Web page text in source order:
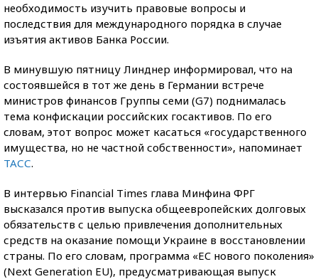
необходимость изучить правовые вопросы и
последствия для международного порядка в случае
изъятия активов Банка России.
В минувшую пятницу Линднер информировал, что на
состоявшейся в тот же день в Германии встрече
министров финансов Группы семи (G7) поднималась
тема конфискации российских госактивов. По его
словам, этот вопрос может касаться «государственного
имущества, но не частной собственности», напоминает
ТАСС.
В интервью Financial Times глава Минфина ФРГ
высказался против выпуска общеевропейских долговых
обязательств с целью привлечения дополнительных
средств на оказание помощи Украине в восстановлении
страны. По его словам, программа «ЕC нового поколения»
(Next Generation EU), предусматривающая выпуск